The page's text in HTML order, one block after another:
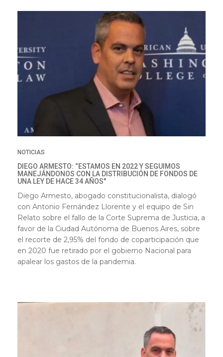
NOTICIAS
DIEGO ARMESTO: “ESTAMOS EN 2022 Y SEGUIMOS
MANEJÁNDONOS CON LA DISTRIBUCIÓN DE FONDOS DE
UNA LEY DE HACE 34 AÑOS"
Diego Armesto, abogado constitucionalista, dialogó
con Antonio Fernández Llorente y el equipo de Sin
Relato sobre el fallo de la Corte Suprema de Justicia, a
favor de la Ciudad Autónoma de Buenos Aires, sobre
el recorte de 2,95% del fondo de coparticipación que
en 2020 fue retirado por el gobierno Nacional para
apalear los gastos de la pandemia.